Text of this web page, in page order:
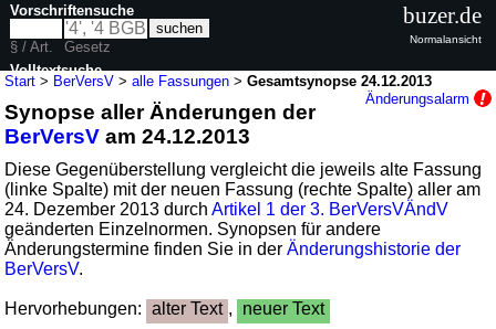
Start > BerVersV >alle Fassungen >Gesamtsynopse 24.12.2013
Änderungsalarm
Synopse aller Änderungen der
BerVersV am 24.12.2013
Diese Gegenüberstellung vergleicht die jeweils alte Fassung
(linke Spalte) mit der neuen Fassung (rechte Spalte) aller am
24. Dezember 2013 durchArtikel 1 der 3. BerVersVÄndV
geänderten Einzelnormen. Synopsen für andere
Änderungstermine finden Sie in derÄnderungshistorie der
BerVersV.
Hervorhebungen: alter Text , neuer Text
Vorschriftensuche
§ / Art.
Gesetz
Volltextsuche
nur in BerVersV
buzer.de
Normalansicht